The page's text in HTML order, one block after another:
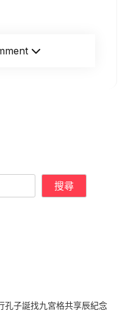
搜尋
孔子誕找九宮格共享辰紀念